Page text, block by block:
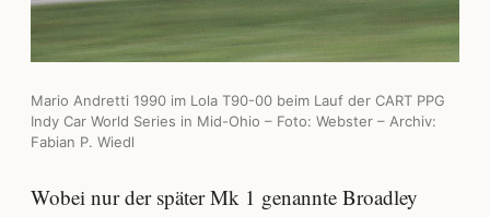
Mario Andretti 1990 im Lola T90-00 beim Lauf der CART PPG
Indy Car World Series in Mid-Ohio – Foto: Webster – Archiv:
Fabian P. Wiedl
Wobei nur der später Mk 1 genannte Broadley